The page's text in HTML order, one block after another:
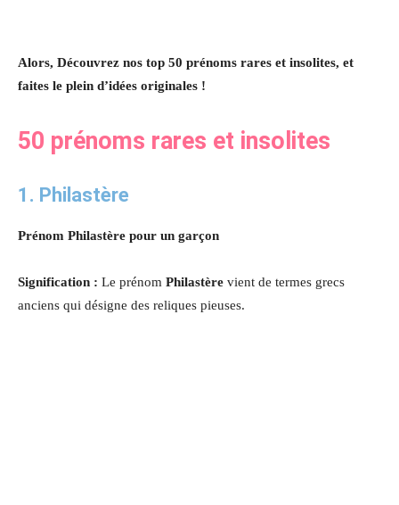
Alors, Découvrez nos top 50 prénoms rares et insolites, et
faites le plein d’idées originales !
50 prénoms rares et insolites
1. Philastère
Prénom Philastère pour un garçon
Signification : Le prénom Philastère vient de termes grecs
anciens qui désigne des reliques pieuses.